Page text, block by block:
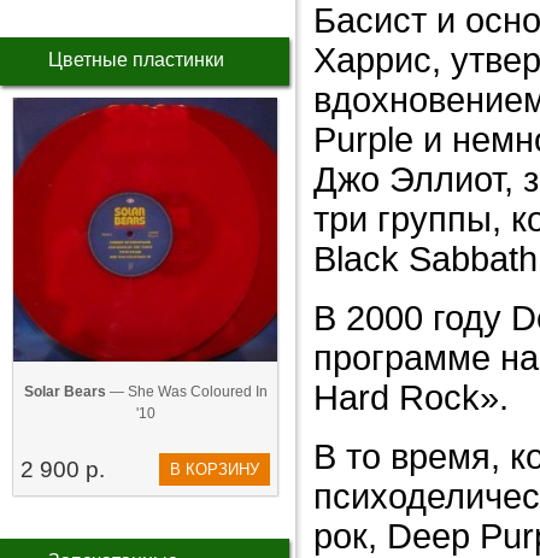
Цветные пластинки
Solar Bears — She Was Coloured In
'10
2 900 р. В КОРЗИНУ
Басист и
Харрис,
Purple и
Джо Эллиот,
три группы,
Black
В 2000 году
программе
Hard Rock».
В то время,
рок, Deep